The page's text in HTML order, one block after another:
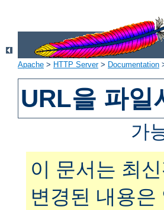
Apache > HTTP Server> Documentation
URL을 파일
가
이 문서는 최
변경된 내용